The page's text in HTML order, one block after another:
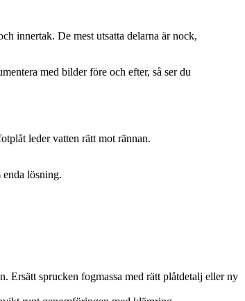
innertak. De mest utsatta delarna är nock,
med bilder före och efter, så ser du
leder vatten rätt mot rännan.
lösning.
Ersätt sprucken fogmassa med rätt plåtdetalj eller ny